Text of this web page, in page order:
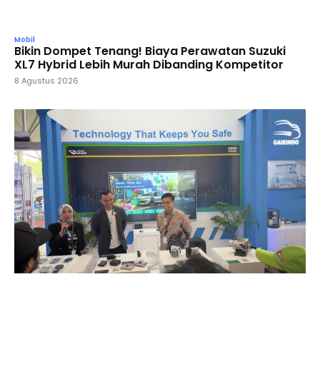
Mobil
Bikin Dompet Tenang! Biaya Perawatan Suzuki
XL7 Hybrid Lebih Murah Dibanding Kompetitor
8 Agustus 2026